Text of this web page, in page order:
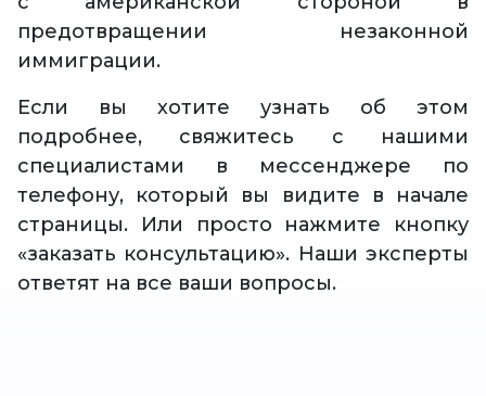
предотвращении незаконной
иммиграции.
Если вы хотите узнать об этом
подробнее, свяжитесь с нашими
специалистами в мессенджере по
телефону, который вы видите в начале
страницы. Или просто нажмите кнопку
«заказать консультацию». Наши эксперты
ответят на все ваши вопросы.